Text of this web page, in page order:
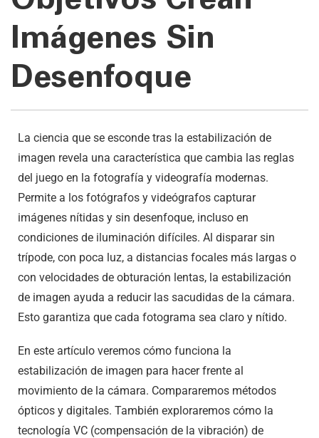
Imágenes Sin
Desenfoque
La ciencia que se esconde tras la estabilización de
imagen revela una característica que cambia las reglas
del juego en la fotografía y videografía modernas.
Permite a los fotógrafos y videógrafos capturar
imágenes nítidas y sin desenfoque, incluso en
condiciones de iluminación difíciles. Al disparar sin
trípode, con poca luz, a distancias focales más largas o
con velocidades de obturación lentas, la estabilización
de imagen ayuda a reducir las sacudidas de la cámara.
Esto garantiza que cada fotograma sea claro y nítido.
En este artículo veremos cómo funciona la
estabilización de imagen para hacer frente al
movimiento de la cámara. Compararemos métodos
ópticos y digitales. También exploraremos cómo la
tecnología VC (compensación de la vibración) de